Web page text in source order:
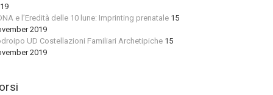
e l’Eredità delle 10 lune: Imprinting prenatale 15
2019
UD Costellazioni Familiari Archetipiche 15
2019